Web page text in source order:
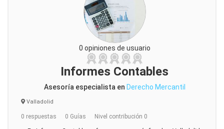
0 opiniones de usuario
Informes Contables
Asesoría especialista en Derecho Mercantil
Valladolid
0 respuestas 0 Guías Nivel contribución 0